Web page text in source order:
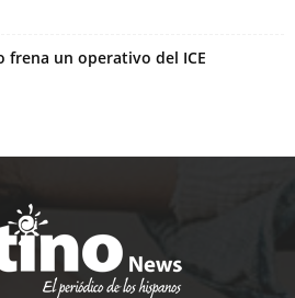
frena un operativo del ICE